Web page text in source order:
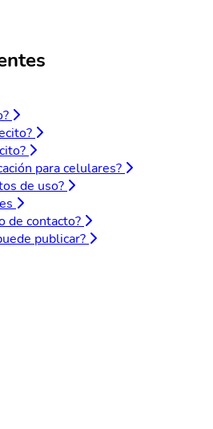
para celulares?
de uso?
de contacto?
publicar?